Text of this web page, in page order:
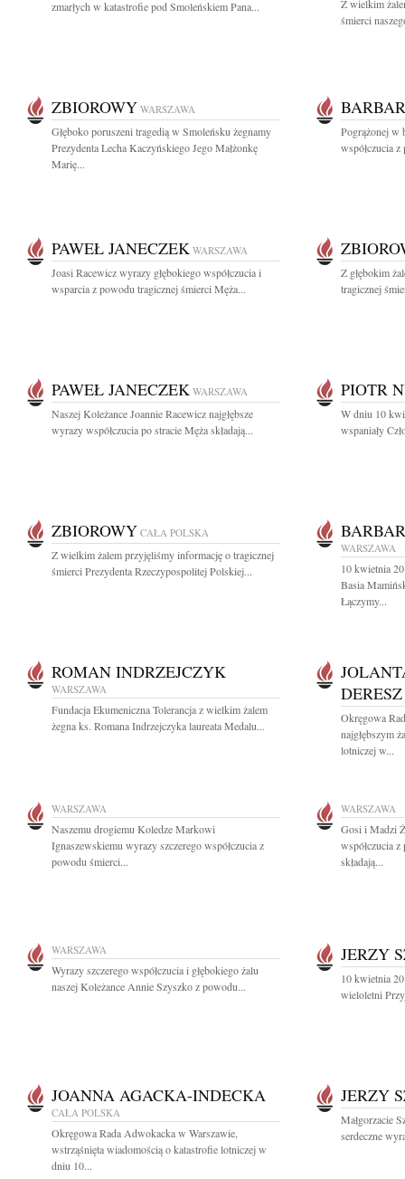
zmarłych w katastrofie pod Smoleńskiem Pana...
Z wielkim
śmierci
ZBIOROWY WARSZAWA
Głęboko poruszeni tragedią w Smoleńsku żegnamy
Prezydenta Lecha Kaczyńskiego Jego Małżonkę
Marię...
Pogrążonej w
współczucia
PAWEŁ JANECZEK WARSZAWA
Joasi Racewicz wyrazy głębokiego współczucia i
wsparcia z powodu tragicznej śmierci Męża...
Z głębokim
tragicznej
PAWEŁ JANECZEK WARSZAWA
Naszej Koleżance Joannie Racewicz najgłębsze
wyrazy współczucia po stracie Męża składają...
PIOTR
W dniu 10
wspaniały
ZBIOROWY CAŁA POLSKA
Z wielkim żalem przyjęliśmy informację o tragicznej
śmierci Prezydenta Rzeczypospolitej Polskiej...
WARSZAWA
10 kwietnia
Basia
Łączymy...
ROMAN INDRZEJCZYK
WARSZAWA
Fundacja Ekumeniczna Tolerancja z wielkim żalem
żegna ks. Romana Indrzejczyka laureata Medalu...
DERESZ
Okręgowa
najgłębszym
lotniczej w...
WARSZAWA
Naszemu drogiemu Koledze Markowi
Ignaszewskiemu wyrazy szczerego współczucia z
powodu śmierci...
WARSZAWA
Gosi i Madzi
współczucia
składają...
WARSZAWA
Wyrazy szczerego współczucia i głębokiego żalu
naszej Koleżance Annie Szyszko z powodu...
JERZY
10 kwietnia
wieloletni
JOANNA AGACKA-INDECKA
CAŁA POLSKA
Okręgowa Rada Adwokacka w Warszawie,
wstrząśnięta wiadomością o katastrofie lotniczej w
dniu 10...
JERZY
Małgorzacie
serdeczne